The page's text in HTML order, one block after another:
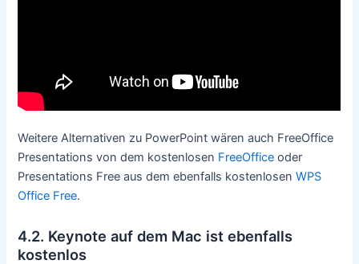
Weitere Alternativen zu PowerPoint wären auch FreeOffice
Presentations von dem kostenlosen FreeOffice oder
Presentations Free aus dem ebenfalls kostenlosenWPS
Office Free.
4.2. Keynote auf dem Mac ist ebenfalls
kostenlos